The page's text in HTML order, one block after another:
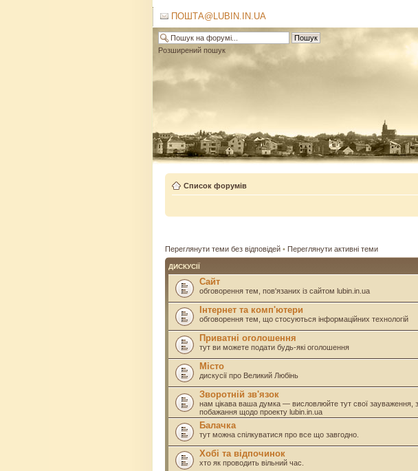
ПОШТА@LUBIN.IN.UA
Розширений пошук
Список форумів
Переглянути теми без відповідей • Переглянути активні теми
ДИСКУСІЇ
Сайт
обговорення тем, пов'язаних із сайтом lubin.in.ua
Інтернет та комп'ютери
обговорення тем, що стосуються інформаційних технологій
Приватні оголошення
тут ви можете подати будь-які оголошення
Місто
дискусії про Великий Любінь
Зворотній зв'язок
нам цікава ваша думка — висловлюйте тут свої зауваження,
побажання щодо проекту lubin.in.ua
Балачка
тут можна спілкуватися про все що завгодно.
Хобі та відпочинок
хто як проводить вільний час.